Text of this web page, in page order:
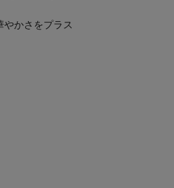
やかさをプラス